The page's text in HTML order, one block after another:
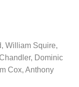
William Squire,
Dominic
Cox, Anthony